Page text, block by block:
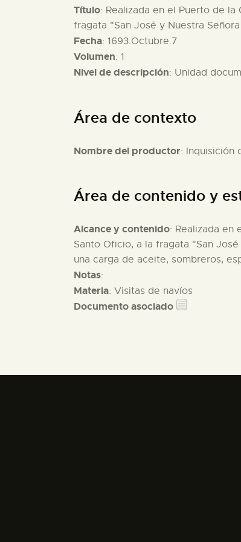
Título: Realizada en el Puerto de
fragata "San José y Nuestra
Fecha: 1693.Octubre.7
Volumen: 1
Nivel de descripción: Unidad
Área de contexto
Nombre del productor: Inquisición
Área de contenido y
Alcance y contenido: Realizada en
Santo Oficio, a la fragata "San
una carga de aceite, sombreros,
Notas:
Materia: Visitas de navíos
Documento asociado